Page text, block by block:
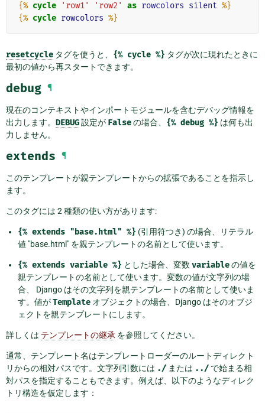
{% cycle 'row1' 'row2' as rowcolors silent %}
{% cycle rowcolors %}
resetcycle タグを使うと、 {% cycle %} タグが次に現れたときに
最初の値から再スタートできます。
debug ¶
現在のコンテキストやインポートモジュールを含むデバッグ情報を
出力します。 DEBUG設定が Falseの場合、 {% debug %} は何も出
力しません。
extends ¶
このテンプレートが親テンプレートからの拡張であることを指示し
ます。
このタグには 2 種類の使い方があります:
{% extends "base.html" %} (引用符つき) の場合、リテラル
値 "base.html" を親テンプレートの名前として使います。
{% extends variable %} とした場合、変数 variableの値を
親テンプレートの名前として使います。変数の値が文字列の場
合、 Django はその文字列を親テンプレートの名前として使いま
す。値がTemplate オブジェクトの場合、Django はそのオブジ
ェクトを親テンプレートにします。
詳しくは テンプレートの継承 を参照してください。
通常、テンプレート名はテンプレートローダーのルートディレクト
リからの相対パスです。文字列引数には ./ または ../ で始まる相
対パスを指定することもできます。例えば、以下のようなディレク
トリ構造を仮定します：